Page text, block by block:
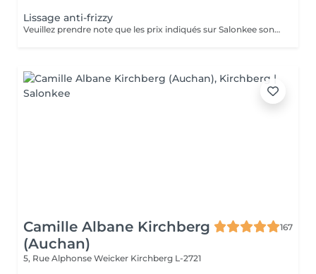
Lissage anti-frizzy
Veuillez prendre note que les prix indiqués sur Salonkee sont communiqués à titre informatif et s'entendent de base. Ces derniers sont susceptibles de varier selon le diagnostic réalisé à votre arrivée au salon et l'expertise du professionnel à qui vous confiez votre beauté. Dans tous les cas, un devis précis vous sera proposé et toutes réalisations de prestations seront effectuées avec votre accord. Un grand merci d'avance pour votre compréhension. Au plaisir de vous recevoir très vite.
Camille Albane Kirchberg
(Auchan)
167
5, Rue Alphonse Weicker Kirchberg L-2721